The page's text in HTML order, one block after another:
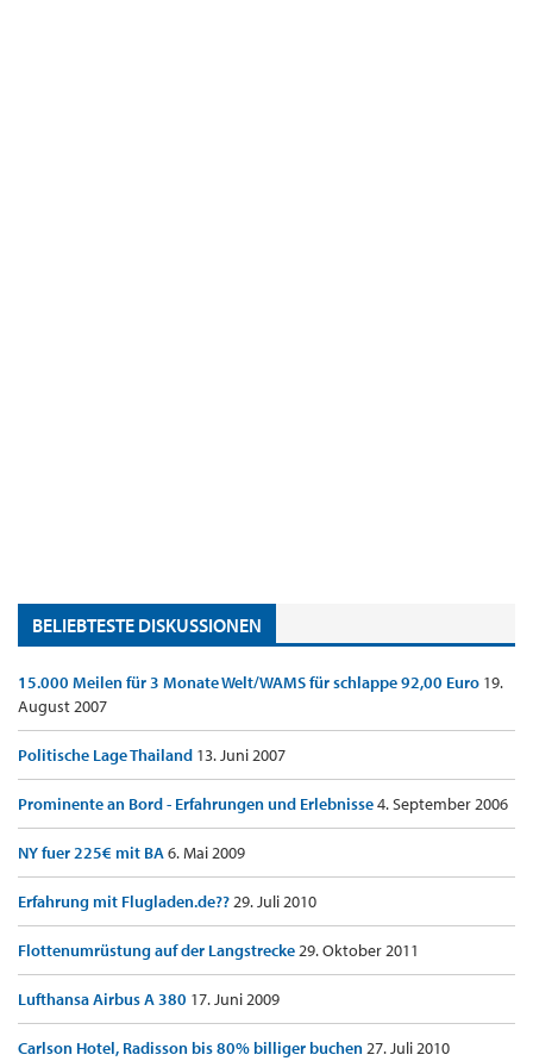
BELIEBTESTE DISKUSSIONEN
15.000 Meilen für 3 Monate Welt/WAMS für schlappe 92,00 Euro 19.
August 2007
Politische Lage Thailand 13. Juni 2007
Prominente an Bord - Erfahrungen und Erlebnisse4. September 2006
NY fuer 225€ mit BA6. Mai 2009
Erfahrung mit Flugladen.de??29. Juli 2010
Flottenumrüstung auf der Langstrecke29. Oktober 2011
Lufthansa Airbus A 380 17. Juni 2009
Carlson Hotel, Radisson bis 80% billiger buchen27. Juli 2010